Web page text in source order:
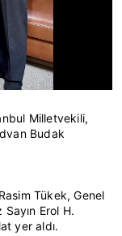
Milletvekili,
Budak
Tükek, Genel
Erol H.
yer aldı.